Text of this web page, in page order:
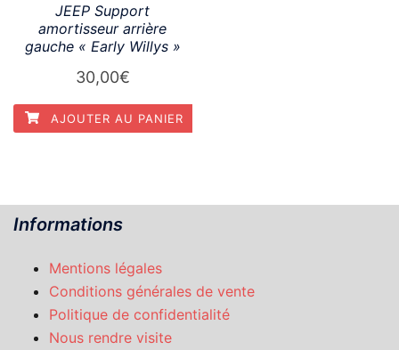
JEEP Support
amortisseur arrière
gauche « Early Willys »
30,00€
AJOUTER AU PANIER
Informations
Mentions légales
Conditions générales de vente
Politique de confidentialité
Nous rendre visite